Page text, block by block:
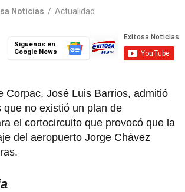
Noticias / Actualidad
Síguenos en
Google News
Corpac, José Luis Barrios, admitió
que no existió un plan de
el cortocircuito que provocó que la
del aeropuerto Jorge Chávez